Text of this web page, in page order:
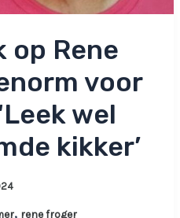
op Rene
voor
wel
kikker’
, rene froger